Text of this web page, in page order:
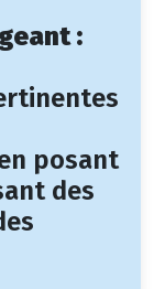
:
posant
des